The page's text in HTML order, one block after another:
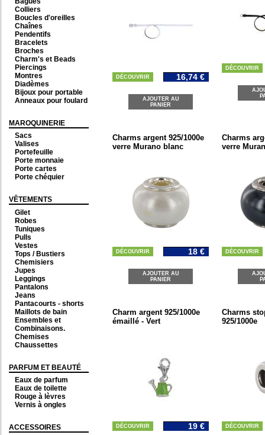
Colliers
Boucles d'oreilles
Chaînes
Pendentifs
Bracelets
Broches
Charm's et Beads
Piercings
Montres
Diadèmes
Bijoux pour portable
Anneaux pour foulard
MAROQUINERIE
Sacs
Valises
Portefeuille
Porte monnaie
Porte cartes
Porte chéquier
VÊTEMENTS
Gilet
Robes
Tuniques
Pulls
Vestes
Tops / Bustiers
Chemisiers
Jupes
Leggings
Pantalons
Jeans
Pantacourts - shorts
Maillots de bain
Ensembles et
Combinaisons.
Chemises
Chaussettes
PARFUM ET BEAUTÉ
Eaux de parfum
Eaux de toilette
Rouge à lèvres
Vernis à ongles
ACCESSOIRES
DÉCOUVRIR 16,74 €
AJOUTER AU
PANIER
DÉCOUVRIR
Charms argent 925/1000e
verre Murano blanc
DÉCOUVRIR 18 €
AJOUTER AU
PANIER
Charms
verre
DÉCOUVRIR
Charm argent 925/1000e
émaillé - Vert
DÉCOUVRIR 19 €
Charms
925/1000e
DÉCOUVRIR